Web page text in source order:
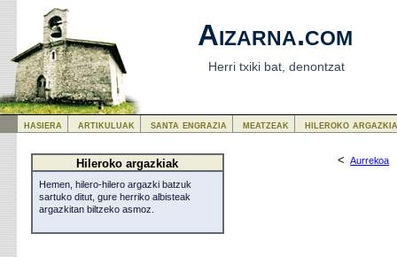
Aizarna.com
Herri txiki bat, denontzat
<Aurrekoa
Hileroko argazkiak
Hemen, hilero-hilero argazki batzuk
sartuko ditut, gure herriko albisteak
argazkitan biltzeko asmoz.
hasiera artikuluak santa engrazia meatzeak hileroko